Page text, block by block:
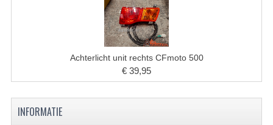
WIEL OPHANGING
WIELEN EN BANDEN
ACCESSOIRES
GEREEDSCHAP
Achterlicht unit rechts CFmoto 500
€ 39,95
INFORMATIE